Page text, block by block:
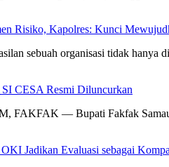
Risiko, Kapolres: Kunci
sebuah organisasi tidak hanya
CESA Resmi Diluncurkan
FAKFAK — Bupati Fakfak
Jadikan Evaluasi sebagai